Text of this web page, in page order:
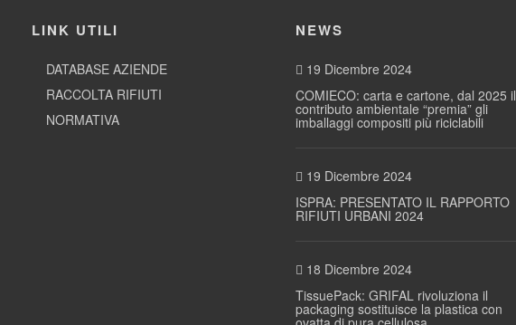
LINK UTILI
DATABASE AZIENDE
RACCOLTA RIFIUTI
NORMATIVA
NEWS
19 Dicembre 2024
COMIECO: carta e cartone, dal 2025 il
contributo ambientale “premia” gli
imballaggi compositi più riciclabili
19 Dicembre 2024
ISPRA: PRESENTATO IL RAPPORTO
RIFIUTI URBANI 2024
18 Dicembre 2024
TissuePack: GRIFAL rivoluziona il
packaging sostituisce la plastica con